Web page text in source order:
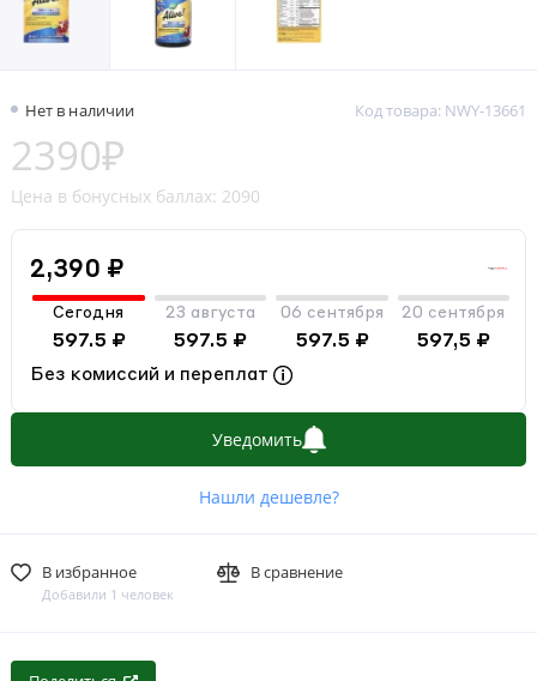
Нет в наличии Код товара: NWY-13661
2390₽
Цена в бонусных баллах: 2090
2,390 ₽
Сегодня
597.5 ₽
23 августа
597.5 ₽
06 сентября
597.5 ₽
20 сентября
597,5 ₽
Без комиссий и переплат
Уведомить
Нашли дешевле?
В избранное
Добавили 1 человек
В сравнение